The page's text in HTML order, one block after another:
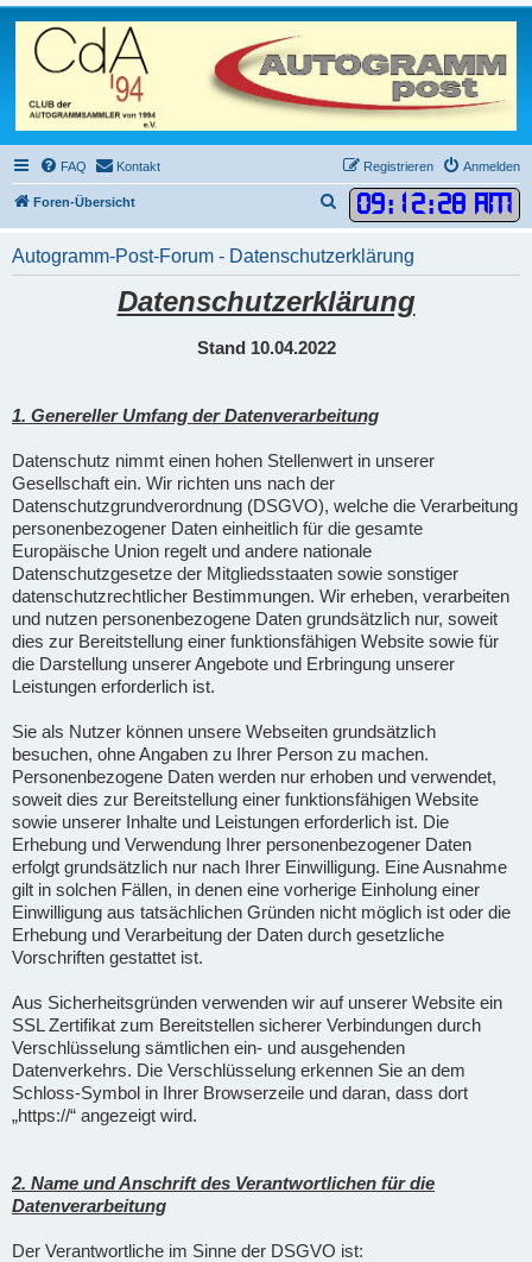
FAQ Kontakt Anmelden
Registrieren
Foren-Übersicht 09: 12:29 AM
u
c
e
Autogramm-Post-Forum - Datenschutzerklärung
Datenschutzerklärung
Stand 10.04.2022
1. Genereller Umfang der Datenverarbeitung
Datenschutz nimmt einen hohen Stellenwert in unserer
Gesellschaft ein. Wir richten uns nach der
Datenschutzgrundverordnung (DSGVO), welche die Verarbeitung
personenbezogener Daten einheitlich für die gesamte
Europäische Union regelt und andere nationale
Datenschutzgesetze der Mitgliedsstaaten sowie sonstiger
datenschutzrechtlicher Bestimmungen. Wir erheben, verarbeiten
und nutzen personenbezogene Daten grundsätzlich nur, soweit
dies zur Bereitstellung einer funktionsfähigen Website sowie für
die Darstellung unserer Angebote und Erbringung unserer
Leistungen erforderlich ist.
Sie als Nutzer können unsere Webseiten grundsätzlich
besuchen, ohne Angaben zu Ihrer Person zu machen.
Personenbezogene Daten werden nur erhoben und verwendet,
soweit dies zur Bereitstellung einer funktionsfähigen Website
sowie unserer Inhalte und Leistungen erforderlich ist. Die
Erhebung und Verwendung Ihrer personenbezogener Daten
erfolgt grundsätzlich nur nach Ihrer Einwilligung. Eine Ausnahme
gilt in solchen Fällen, in denen eine vorherige Einholung einer
Einwilligung aus tatsächlichen Gründen nicht möglich ist oder die
Erhebung und Verarbeitung der Daten durch gesetzliche
Vorschriften gestattet ist.
Aus Sicherheitsgründen verwenden wir auf unserer Website ein
SSL Zertifikat zum Bereitstellen sicherer Verbindungen durch
Verschlüsselung sämtlichen ein- und ausgehenden
Datenverkehrs. Die Verschlüsselung erkennen Sie an dem
Schloss-Symbol in Ihrer Browserzeile und daran, dass dort
„https://“ angezeigt wird.
2. Name und Anschrift des Verantwortlichen für die
Datenverarbeitung
Der Verantwortliche im Sinne der DSGVO ist: